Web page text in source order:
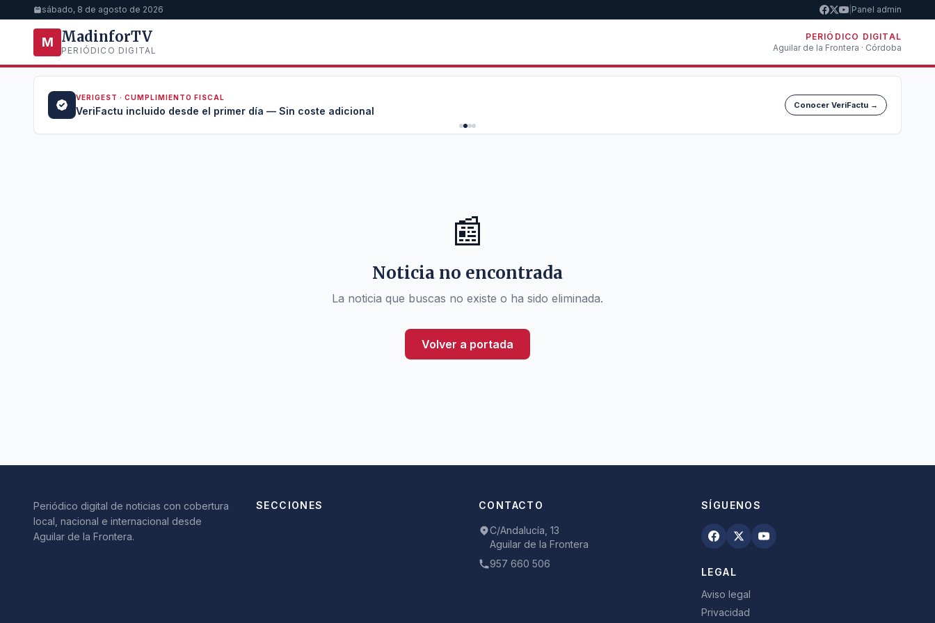
sábado, 8 de agosto de 2026 Panel admin
M MadinforTV
PERIÓDICO DIGITAL
PERIÓDICO DIGITAL
Aguilar de la Frontera · Córdoba
VERIGEST · CUMPLIMIENTO FISCAL
VeriFactu incluido desde el primer día — Sin coste adicional Conocer VeriFactu →
📰
Noticia no encontrada
La noticia que buscas no existe o ha sido eliminada.
Volver a portada
Periódico digital de noticias con cobertura
local, nacional e internacional desde
Aguilar de la Frontera.
SECCIONES CONTACTO
C/Andalucía, 13
Aguilar de la Frontera
957 660 506
SÍGUENOS
LEGAL
Aviso legal
Privacidad